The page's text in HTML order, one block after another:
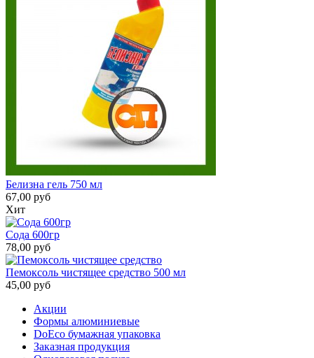
Белизна гель 750 мл
67,00 руб
Хит
Сода 600гр
78,00 руб
Пемоксоль чистящее средство 500 мл
45,00 руб
Акции
Формы алюминиевые
DoEco бумажная упаковка
Заказная продукция